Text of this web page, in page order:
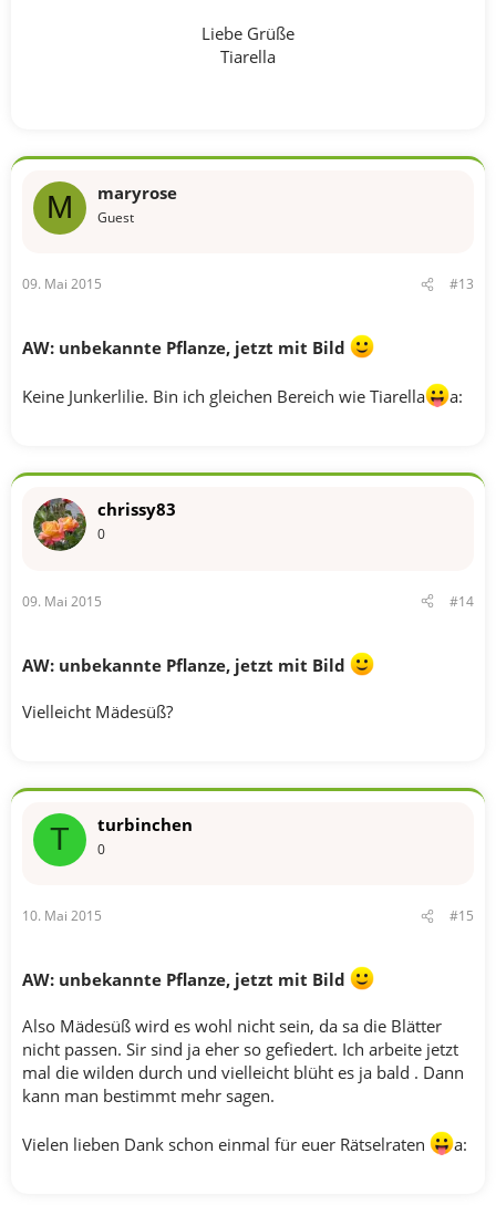
Liebe Grüße
Tiarella
M maryrose
Guest
09. Mai 2015 #13
AW: unbekannte Pflanze, jetzt mit Bild
Keine Junkerlilie. Bin ich gleichen Bereich wie Tiarella a:
chrissy83
0
09. Mai 2015 #14
AW: unbekannte Pflanze, jetzt mit Bild
Vielleicht Mädesüß?
T turbinchen
0
10. Mai 2015 #15
AW: unbekannte Pflanze, jetzt mit Bild
Also Mädesüß wird es wohl nicht sein, da sa die Blätter
nicht passen. Sir sind ja eher so gefiedert. Ich arbeite jetzt
mal die wilden durch und vielleicht blüht es ja bald . Dann
kann man bestimmt mehr sagen.
Vielen lieben Dank schon einmal für euer Rätselraten a: